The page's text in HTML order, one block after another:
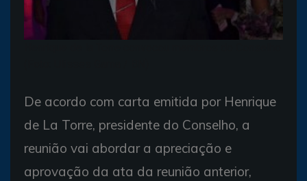
De acordo com carta emitida por Henrique
de La Torre, presidente do Conselho, a
reunião vai abordar a apreciação e
aprovação da ata da reunião anterior,